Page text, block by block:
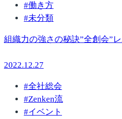
#働き方
#未分類
組織力の強さの秘訣”全創会”
2022.12.27
#全社総会
#Zenken流
#イベント